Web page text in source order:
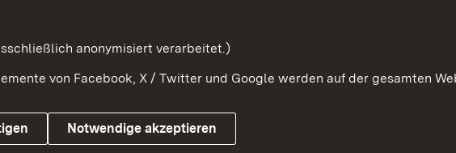
Impressum Kontakt
anonymisiert verarbeitet.)
von Facebook, X / Twitter und Google werden auf der gesamten
Notwendige akzeptieren